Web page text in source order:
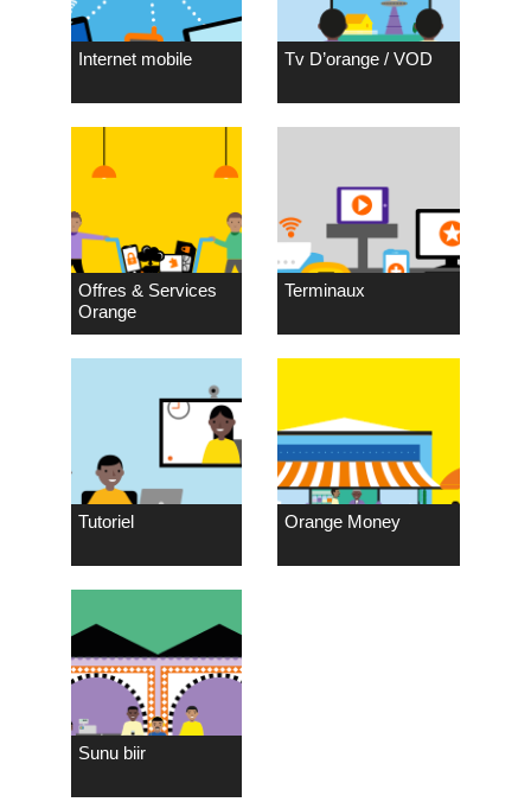
Internet mobile Tv D’orange / VOD
Offres & Services
Orange
Terminaux
Tutoriel Orange Money
Sunu biir